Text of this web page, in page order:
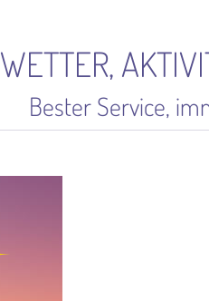
WETTER,
Bester Service,